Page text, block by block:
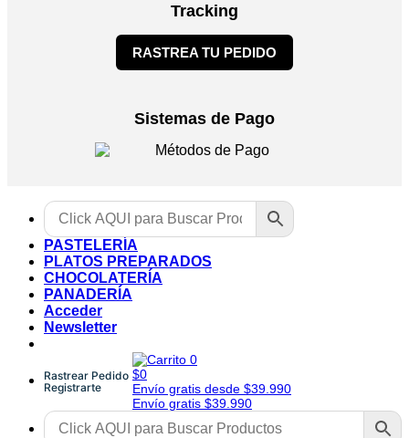
Tracking
RASTREA TU PEDIDO
Sistemas de Pago
PASTELERÍA
PLATOS PREPARADOS
CHOCOLATERÍA
PANADERÍA
Acceder
Newsletter
Rastrear Pedido
Registrarte
0
$0
Envío gratis desde $39.990
Envío gratis $39.990